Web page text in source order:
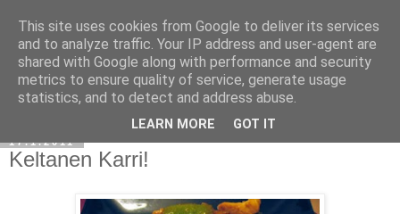
17.1.2011
Keltanen Karri!
This site uses cookies from Google to deliver its services
and to analyze traffic. Your IP address and user-agent are
shared with Google along with performance and security
metrics to ensure quality of service, generate usage
statistics, and to detect and address abuse.
LEARN MORE GOT IT